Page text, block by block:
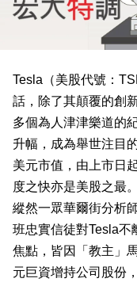
理
財
商
業
科
技
職
場
生
活
Tesla（美股代號：
話，除了其顛覆的創
多個為人津津樂道的
升幅，成為舉世注目
美元市值，由上市日
度之快亦是美股之最。
縱然一眾華爾街分析
班忠實信徒對Tesla不
焦點，皆因「教主」
元巨資增持公司股份